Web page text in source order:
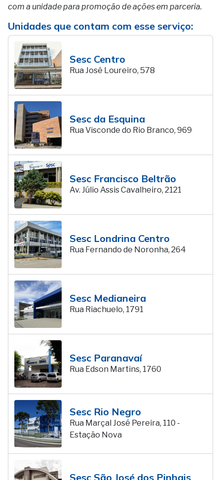
com a unidade para promoção de ações em parceria.
Unidades que contam com esse serviço:
Sesc Centro
Rua José Loureiro, 578
Sesc da Esquina
Rua Visconde do Rio Branco, 969
Sesc Francisco Beltrão
Av. Júlio Assis Cavalheiro, 2121
Sesc Londrina Centro
Rua Fernando de Noronha, 264
Sesc Medianeira
Rua Riachuelo, 1791
Sesc Paranavaí
Rua Edson Martins, 1760
Sesc Rio Negro
Rua Marçal José Pereira, 110 -
Estação Nova
Sesc São José dos Pinhais